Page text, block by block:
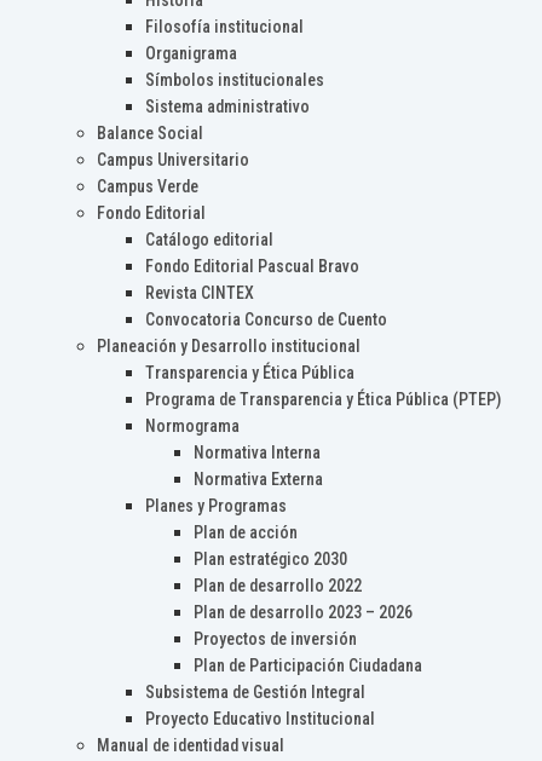
Filosofía institucional
Organigrama
Símbolos institucionales
Sistema administrativo
Balance Social
Campus Universitario
Campus Verde
Fondo Editorial
Catálogo editorial
Fondo Editorial Pascual Bravo
Revista CINTEX
Convocatoria Concurso de Cuento
Planeación y Desarrollo institucional
Transparencia y Ética Pública
Programa de Transparencia y Ética Pública (PTEP)
Normograma
Normativa Interna
Normativa Externa
Planes y Programas
Plan de acción
Plan estratégico 2030
Plan de desarrollo 2022
Plan de desarrollo 2023 – 2026
Proyectos de inversión
Plan de Participación Ciudadana
Subsistema de Gestión Integral
Proyecto Educativo Institucional
Manual de identidad visual